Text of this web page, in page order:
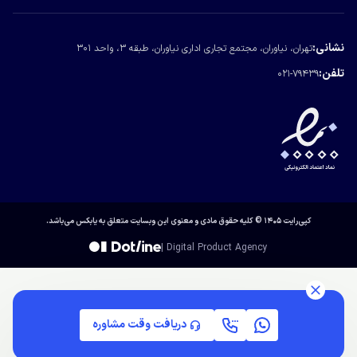
مجله یابکس
نشانی:تهران، نیاوران، مجتمع تجاری اداری نیاوران، طبقه ۳، واحد ۳۰۱
تلفن:021-79439
کپی‌رایت ۱۴۰۵ © کلیه حقوق مادی و معنوی این وبسایت متعلق به یابکس می‌باشد.
| Digital Product Agency
دریافت وقت مشاوره